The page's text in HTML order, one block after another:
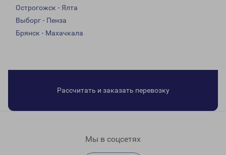
Острогожск - Ялта
Выборг - Пенза
Брянск - Махачкала
Рассчитать и заказать перевозку
Мы в соцсетях